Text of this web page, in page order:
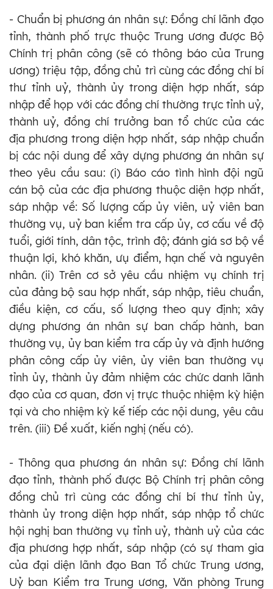
- Chuẩn bị phương án nhân sự: Đồng chí lãnh đạo
tỉnh, thành phố trực thuộc Trung ương được Bộ
Chính trị phân công (sẽ có thông báo của Trung
ương) triệu tập, đồng chủ trì cùng các đồng chí bí
thư tỉnh uỷ, thành ủy trong diện hợp nhất, sáp
nhập để họp với các đồng chí thường trực tỉnh uỷ,
thành uỷ, đồng chí trưởng ban tổ chức của các
địa phương trong diện hợp nhất, sáp nhập chuẩn
bị các nội dung để xây dựng phương án nhân sự
theo yêu cầu sau: (i) Báo cáo tình hình đội ngũ
cán bộ của các địa phương thuộc diện hợp nhất,
sáp nhập về: Số lượng cấp ủy viên, uỷ viên ban
thường vụ, uỷ ban kiểm tra cấp ủy, cơ cấu về độ
tuổi, giới tính, dân tộc, trình độ; đánh giá sơ bộ về
thuận lợi, khó khăn, ưụ điểm, hạn chế và nguyên
nhân. (ii) Trên cơ sở yêu cầu nhiệm vụ chính trị
của đảng bộ sau hợp nhất, sáp nhập, tiêu chuẩn,
điều kiện, cơ cấu, số lượng theo quy định; xây
dựng phương án nhân sự ban chấp hành, ban
thường vụ, ủy ban kiểm tra cấp ủy và định hướng
phân công cấp ủy viên, ủy viên ban thường vụ
tỉnh ủy, thành ủy đảm nhiệm các chức danh lãnh
đạo của cơ quan, đơn vị trực thuộc nhiệm kỳ hiện
tại và cho nhiệm kỳ kế tiếp các nội dung, yêu câu
trên. (iii) Đề xuất, kiến nghị (nếu có).
- Thông qua phương án nhân sự: Đồng chí lãnh
đạo tỉnh, thành phố được Bộ Chính trị phân công
đồng chủ trì cùng các đồng chí bí thư tỉnh ủy,
thành ủy trong diện hợp nhất, sáp nhập tổ chức
hội nghị ban thường vụ tỉnh uỷ, thành uỷ của các
địa phương hợp nhất, sáp nhập (có sự tham gia
của đại diện lãnh đạo Ban Tổ chức Trung ương,
Uỷ ban Kiểm tra Trung ương, Văn phòng Trung